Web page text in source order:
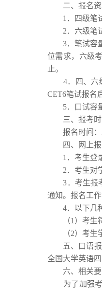
二、报名资
1．四级笔
2．六级笔
3．笔试容
位需求，六级
止。
4．四、六
CET6笔试报名
5．口试容
三、报考时
报名时间：
四、网上报
1．考生登
2．考生对
3．考生报
通知。报名工
4．以下几
（1）考生
（2）考生
五、口语报
全国大学英语
六、相关要
为了加强考